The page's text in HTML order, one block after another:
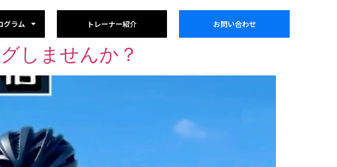
グラム トレーナー紹介 お問い合わせ
しませんか？